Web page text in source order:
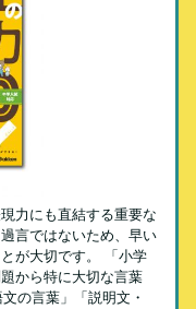
力にも直結する重要な
言ではないため、早い
が大切です。 「小学
から特に大切な言葉
の言葉」「説明文・